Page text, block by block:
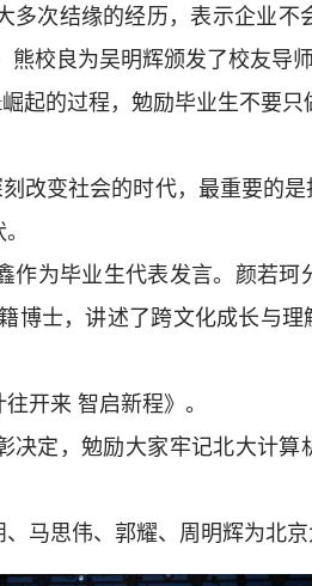
多次结缘的经历，表示企业
校良为吴明辉颁发了校友导师
起的过程，勉励毕业生不要只
改变社会的时代，最重要的
作为毕业生代表发言。颜若
博士，讲述了跨文化成长与
开来 智启新程》。
决定，勉励大家牢记北大计
马思伟、郭耀、周明辉为北京